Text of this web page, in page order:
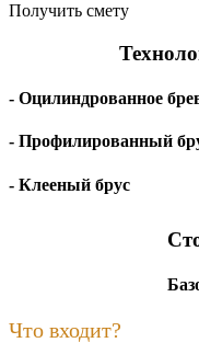
Получить смету
- Оцилиндрованное
- Профилированный
- Клееный брус
Что входит?